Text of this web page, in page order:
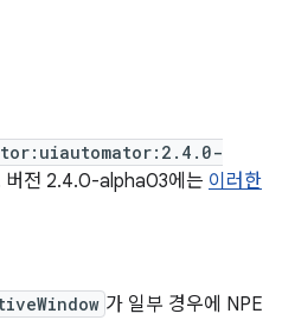
버전 2.4.0-alpha03에는 이러한
가 일부 경우에 NPE